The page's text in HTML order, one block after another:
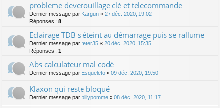
probleme deverouillage clé et telecommande
Dernier message par Kargun « 27 déc. 2020, 19:02
Réponses : 8
Eclairage TDB s'éteint au démarrage puis se rallume
Dernier message par teter35 « 20 déc. 2020, 15:35
Réponses : 1
Abs calculateur mal codé
Dernier message par Esqueleto « 09 déc. 2020, 19:50
Klaxon qui reste bloqué
Dernier message par billypomme « 08 déc. 2020, 11:17